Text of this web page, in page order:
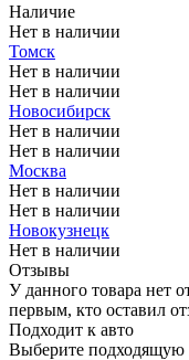
Наличие
Нет в наличии
Томск
Нет в наличии
Нет в наличии
Новосибирск
Нет в наличии
Нет в наличии
Москва
Нет в наличии
Нет в наличии
Новокузнецк
Нет в наличии
Отзывы
У данного товара нет
первым, кто оставил
Подходит к авто
Выберите подходящую